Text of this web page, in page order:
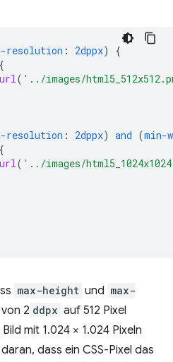
resolution : 2dppx)
{
{
url( '../images/
resolution : 2dppx) and (min-
{
url( '../images/
max-height und max-
2 ddpx auf 512 Pixel
mit 1.024 × 1.024 Pixeln
dass ein CSS-Pixel das